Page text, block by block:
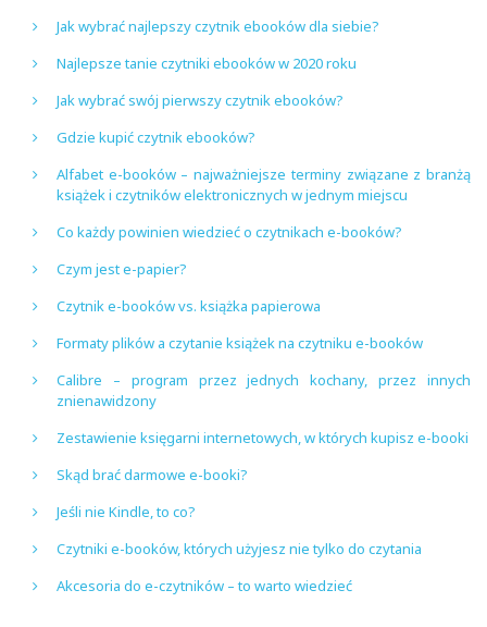
Jak wybrać najlepszy czytnik ebooków dla siebie?
Najlepsze tanie czytniki ebooków w 2020 roku
Jak wybrać swój pierwszy czytnik ebooków?
Gdzie kupić czytnik ebooków?
Alfabet e-booków – najważniejsze terminy związane z branżą
książek i czytników elektronicznych w jednym miejscu
Co każdy powinien wiedzieć o czytnikach e-booków?
Czym jest e-papier?
Czytnik e-booków vs. książka papierowa
Formaty plików a czytanie książek na czytniku e-booków
Calibre – program przez jednych kochany, przez innych
znienawidzony
Zestawienie księgarni internetowych, w których kupisz e-booki
Skąd brać darmowe e-booki?
Jeśli nie Kindle, to co?
Czytniki e-booków, których użyjesz nie tylko do czytania
Akcesoria do e-czytników – to warto wiedzieć